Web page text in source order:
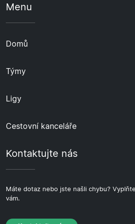
Menu
Domů
Týmy
Ligy
Cestovní kanceláře
Kontaktujte nás
Máte dotaz nebo jste našli chybu?
vám.